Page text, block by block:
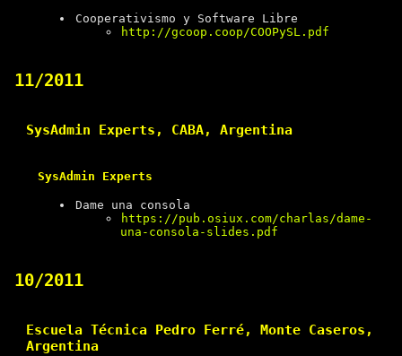
Cooperativismo y Software Libre
http://gcoop.coop/COOPySL.pdf
11/2011
SysAdmin Experts, CABA, Argentina
SysAdmin Experts
Dame una consola
https://pub.osiux.com/charlas/dame-
una-consola-slides.pdf
10/2011
Escuela Técnica Pedro Ferré, Monte Caseros,
Argentina